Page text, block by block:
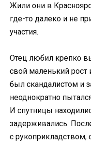
Жили они в
где-то далеко и не
участия.
Отец любил крепко
свой маленький
был скандалистом и
неоднократно
И спутницы
задерживались.
с рукоприкладством,